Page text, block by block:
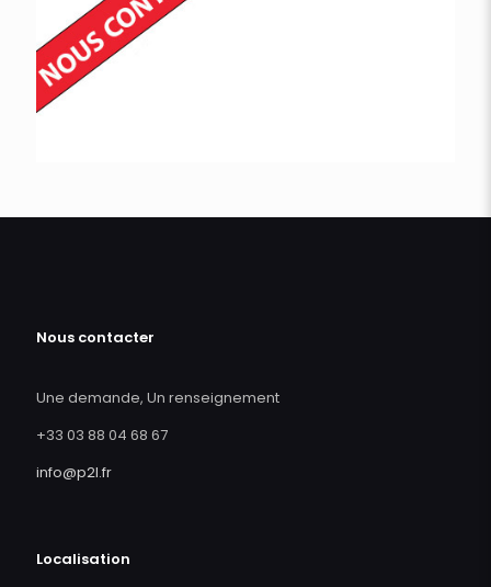
Nous contacter
Une demande, Un renseignement
+33 03 88 04 68 67
info@p2l.fr
Localisation